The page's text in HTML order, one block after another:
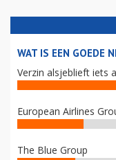
WAT IS EEN GOEDE
Verzin alsjeblieft iets
European Airlines
The Blue Group